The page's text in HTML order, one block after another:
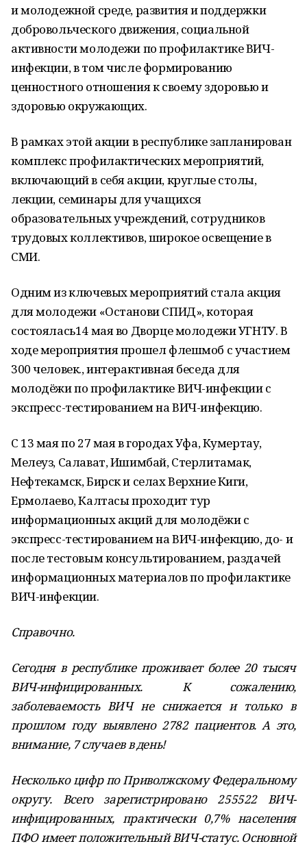
и молодежной среде, развития и поддержки
добровольческого движения, социальной
активности молодежи по профилактике ВИЧ-
инфекции, в том числе формированию
ценностного отношения к своему здоровью и
здоровью окружающих.
В рамках этой акции в республике запланирован
комплекс профилактических мероприятий,
включающий в себя акции, круглые столы,
лекции, семинары для учащихся
образовательных учреждений, сотрудников
трудовых коллективов, широкое освещение в
СМИ.
Одним из ключевых мероприятий стала акция
для молодежи «Останови СПИД», которая
состоялась14 мая во Дворце молодежи УГНТУ. В
ходе мероприятия прошел флешмоб с участием
300 человек., интерактивная беседа для
молодёжи по профилактике ВИЧ-инфекции с
экспресс-тестированием на ВИЧ-инфекцию.
С 13 мая по 27 мая в городах Уфа, Кумертау,
Мелеуз, Салават, Ишимбай, Стерлитамак,
Нефтекамск, Бирск и селах Верхние Киги,
Ермолаево, Калтасы проходит тур
информационных акций для молодёжи с
экспресс-тестированием на ВИЧ-инфекцию, до- и
после тестовым консультированием, раздачей
информационных материалов по профилактике
ВИЧ-инфекции.
Справочно.
Сегодня в республике проживает более 20 тысяч
ВИЧ-инфицированных. К сожалению,
заболеваемость ВИЧ не снижается и только в
прошлом году выявлено 2782 пациентов. А это,
внимание, 7 случаев в день!
Несколько цифр по Приволжскому Федеральному
округу. Всего зарегистрировано 255522 ВИЧ-
инфицированных, практически 0,7% населения
ПФО имеет положительный ВИЧ-статус. Основной